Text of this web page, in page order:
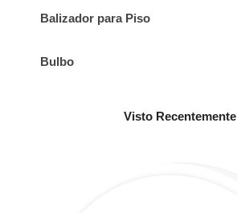
Balizador para Piso
Bulbo
Visto Recentemente